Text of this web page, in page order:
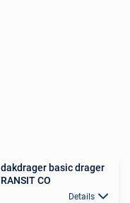
dakdrager basic drager
CO
Details